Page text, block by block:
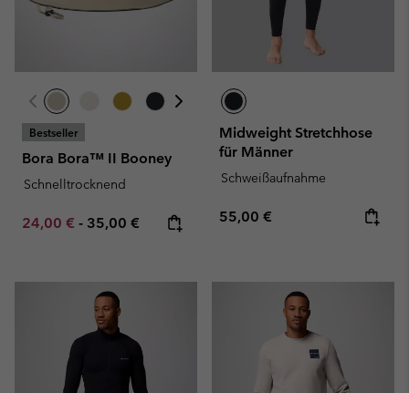
Bestseller
Bora Bora™ II Booney
Schnelltrocknend
Minimum sale price:
24,00 € - Maximum price:
35,00 €
Midweight Stretchhose
für Männer
Schweißaufnahme
Regular price:
55,00 €